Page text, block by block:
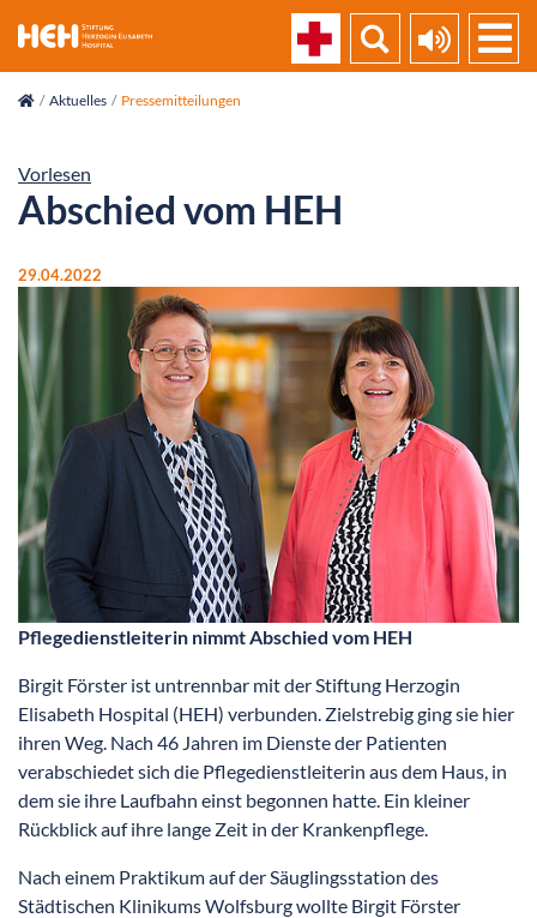
Aktuelles Pressemitteilungen
Vorlesen
Abschied vom HEH
29.04.2022
Pflegedienstleiterin nimmt Abschied vom HEH
Birgit Förster ist untrennbar mit der Stiftung Herzogin
Elisabeth Hospital (HEH) verbunden. Zielstrebig ging sie hier
ihren Weg. Nach 46 Jahren im Dienste der Patienten
verabschiedet sich die Pflegedienstleiterin aus dem Haus, in
dem sie ihre Laufbahn einst begonnen hatte. Ein kleiner
Rückblick auf ihre lange Zeit in der Krankenpflege.
Nach einem Praktikum auf der Säuglingsstation des
Städtischen Klinikums Wolfsburg wollte Birgit Förster